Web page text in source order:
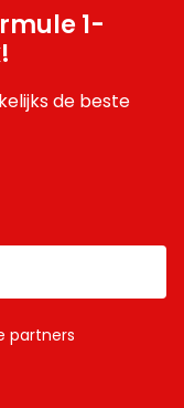
1-
de beste
partners